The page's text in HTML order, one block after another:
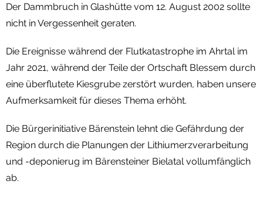
Der Dammbruch in Glashütte vom 12. August 2002 sollte
nicht in Vergessenheit geraten.
Die Ereignisse während der Flutkatastrophe im Ahrtal im
Jahr 2021, während der Teile der Ortschaft Blessem durch
eine überflutete Kiesgrube zerstört wurden, haben unsere
Aufmerksamkeit für dieses Thema erhöht.
Die Bürgerinitiative Bärenstein lehnt die Gefährdung der
Region durch die Planungen der Lithiumerzverarbeitung
und -deponierug im Bärensteiner Bielatal vollumfänglich
ab.